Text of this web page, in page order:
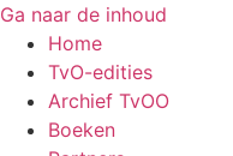
Ga naar de inhoud
Home
TvO-edities
Archief TvOO
Boeken